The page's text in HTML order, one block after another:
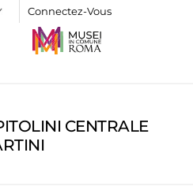
Connectez-Vous
CENTRALE